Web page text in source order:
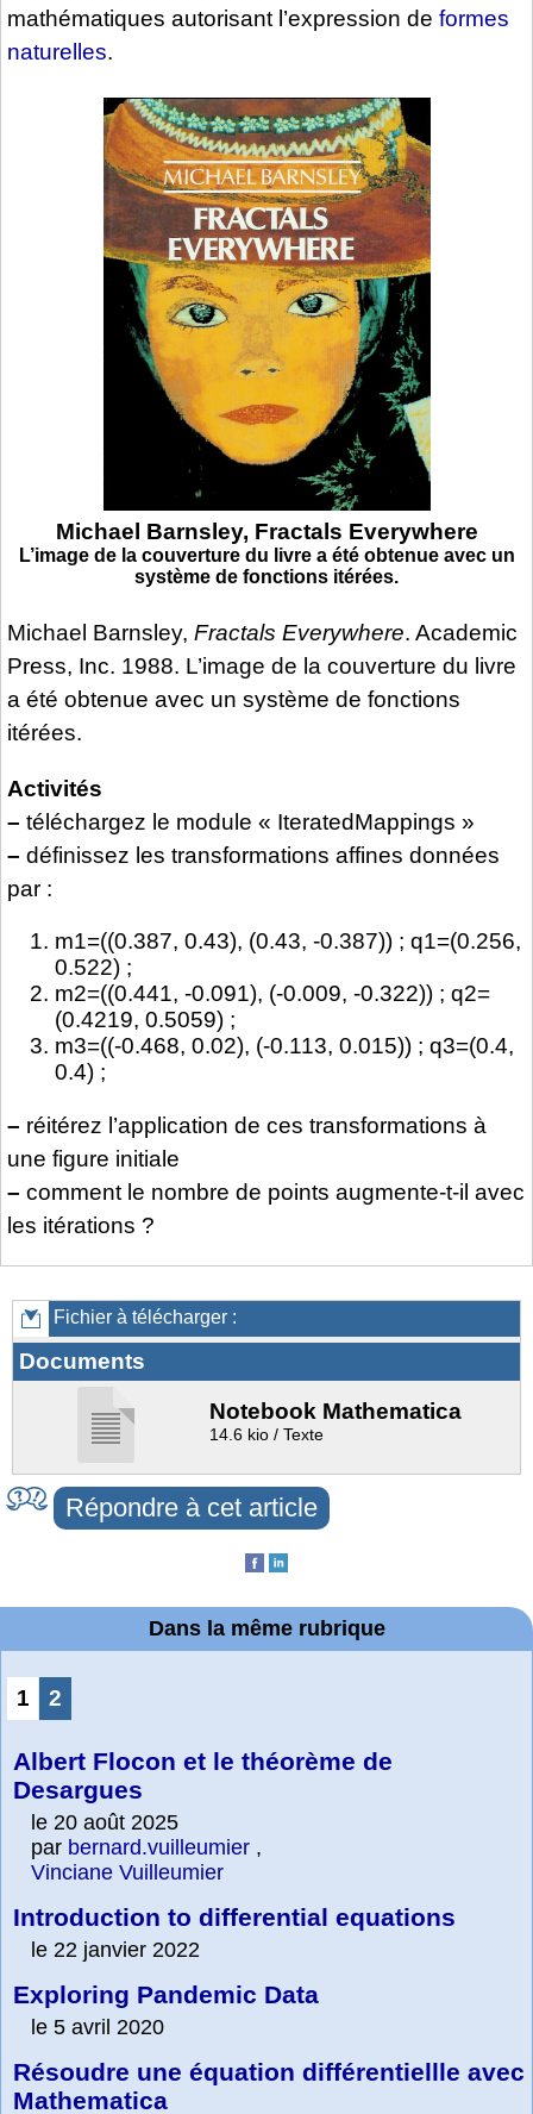
mathématiques autorisant l’expression de formes
naturelles.
Michael Barnsley, Fractals Everywhere
L’image de la couverture du livre a été obtenue avec un
système de fonctions itérées.
Michael Barnsley, Fractals Everywhere. Academic
Press, Inc. 1988. L’image de la couverture du livre
a été obtenue avec un système de fonctions
itérées.
Activités
– téléchargez le module « IteratedMappings »
– définissez les transformations affines données
par :
m1=((0.387, 0.43), (0.43, -0.387)) ; q1=(0.256,
0.522) ;
m2=((0.441, -0.091), (-0.009, -0.322)) ; q2=
(0.4219, 0.5059) ;
m3=((-0.468, 0.02), (-0.113, 0.015)) ; q3=(0.4,
0.4) ;
– réitérez l’application de ces transformations à
une figure initiale
– comment le nombre de points augmente-t-il avec
les itérations ?
Fichier à télécharger :
Documents
Notebook Mathematica
14.6 kio / Texte
Répondre à cet article
Dans la même rubrique
1 2
Albert Flocon et le théorème de
Desargues
le 20 août 2025
par bernard.vuilleumier ,
Vinciane Vuilleumier
Introduction to differential equations
le 22 janvier 2022
Exploring Pandemic Data
le 5 avril 2020
Résoudre une équation différentiellle avec
Mathematica